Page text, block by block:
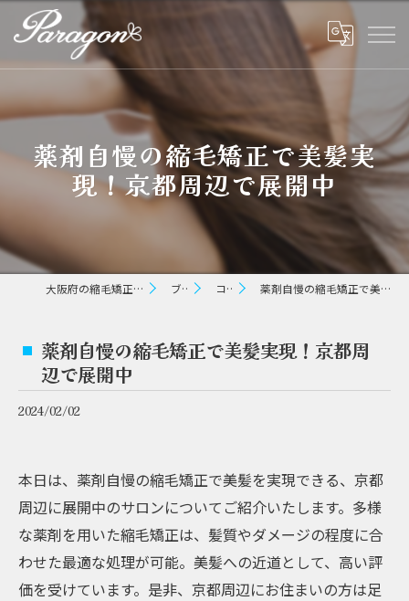
薬剤自慢の縮毛矯正で美髪実
現！京都周辺で展開中
大阪府の縮毛矯正ならパラゴン ヘアー ブログ コラム 薬剤自慢の縮毛矯正で美髪実現！京都周辺で展開中
薬剤自慢の縮毛矯正で美髪実現！京都周
辺で展開中
2024/02/02
本日は、薬剤自慢の縮毛矯正で美髪を実現できる、京都
周辺に展開中のサロンについてご紹介いたします。多様
な薬剤を用いた縮毛矯正は、髪質やダメージの程度に合
わせた最適な処理が可能。美髪への近道として、高い評
価を受けています。是非、京都周辺にお住まいの方は足